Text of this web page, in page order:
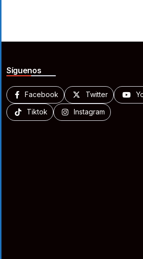
Síguenos
Facebook Twitter
Tiktok Instagram